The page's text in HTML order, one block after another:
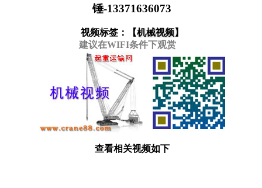
锤-13371636073
视频标签：【机械视频】
建议在WIFI条件下观赏
查看相关视频如下